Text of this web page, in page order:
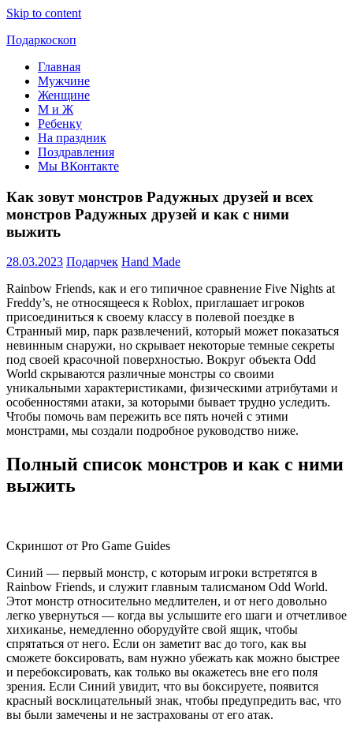
Skip to content
Подаркоскоп
Поможем
выбрать
подарить
Главная
Мужчине
Женщине
М и Ж
Ребенку
На праздник
Поздравления
Мы ВКонтакте
Как зовут монстров Радужных друзей и всех
монстров Радужных друзей и как с ними
выжить
28.03.2023 Подарчек Hand Made
Rainbow Friends, как и его типичное сравнение Five Nights at
Freddy’s, не относящееся к Roblox, приглашает игроков
присоединиться к своему классу в полевой поездке в
Странный мир, парк развлечений, который может показаться
невинным снаружи, но скрывает некоторые темные секреты
под своей красочной поверхностью. Вокруг объекта Odd
World скрываются различные монстры со своими
уникальными характеристиками, физическими атрибутами и
особенностями атаки, за которыми бывает трудно уследить.
Чтобы помочь вам пережить все пять ночей с этими
монстрами, мы создали подробное руководство ниже.
Полный список монстров и как с ними
выжить
Скриншот от Pro Game Guides
Синий — первый монстр, с которым игроки встретятся в
Rainbow Friends, и служит главным талисманом Odd World.
Этот монстр относительно медлителен, и от него довольно
легко увернуться — когда вы услышите его шаги и отчетливое
хихиканье, немедленно оборудуйте свой ящик, чтобы
спрятаться от него. Если он заметит вас до того, как вы
сможете боксировать, вам нужно убежать как можно быстрее
и перебоксировать, как только вы окажетесь вне его поля
зрения. Если Синий увидит, что вы боксируете, появится
красный восклицательный знак, чтобы предупредить вас, что
вы были замечены и не застрахованы от его атак.